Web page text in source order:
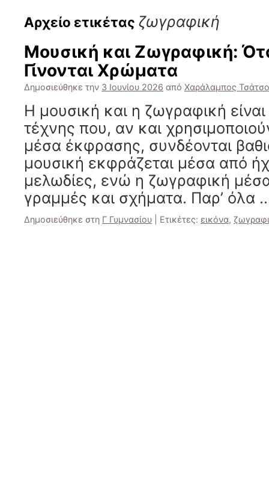
Αρχείο ετικέτας ζωγραφική
Μουσική και Ζωγραφική:
Γίνονται Χρώματα
Δημοσιεύθηκε την 3 Ιουνίου 2026 από Χαράλαμπος
Η μουσική και η ζωγραφική
τέχνης που, αν και
μέσα έκφρασης, συνδέονται
μουσική εκφράζεται μέσα από
μελωδίες, ενώ η ζωγραφική
γραμμές και σχήματα. Παρ’ όλα
Δημοσιεύθηκε στη Γ Γυμνασίου Ετικέτες: εικόνα,